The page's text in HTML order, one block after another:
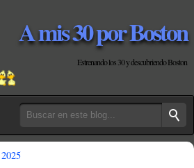
A mis 30 por Boston
Estrenando los 30 y descubriendo Boston